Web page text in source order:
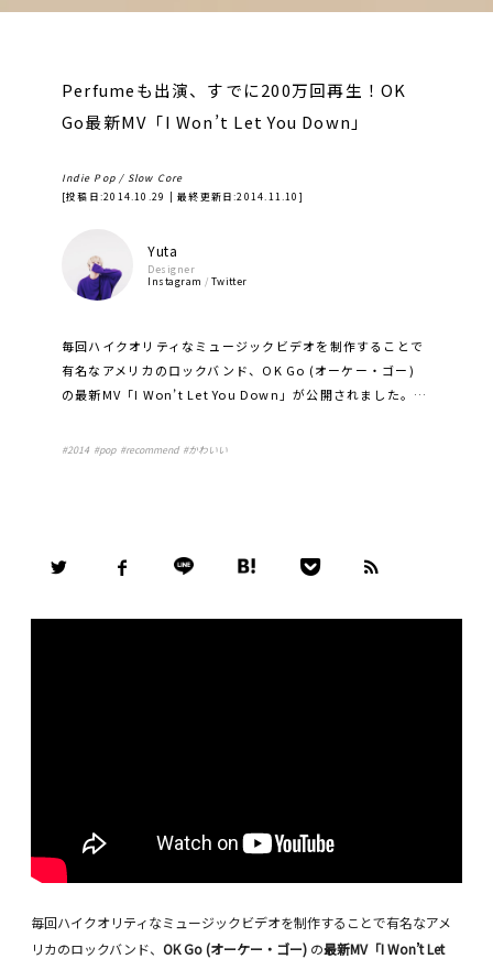
Perfumeも出演、すでに200万回再生！OK
Go最新MV「I Won’t Let You Down」
Indie Pop / Slow Core
[投稿日:2014.10.29 | 最終更新日:2014.11.10 ]
Yuta
Designer
Instagram / Twitter
毎回ハイクオリティなミュージックビデオを制作することで
有名なアメリカのロックバンド、OK Go (オーケー・ゴー)
の最新MV「I Won’t Let You Down」が公開されました。…
#2014 #pop#recommend#かわいい
毎回ハイクオリティなミュージックビデオを制作することで有名なアメ
リカのロックバンド、 OK Go (オーケー・ゴー) の最新MV「I Won’t Let